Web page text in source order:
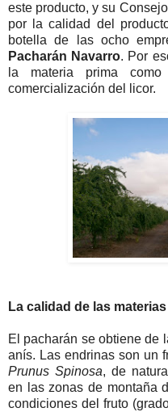
este producto, y su
por la calidad del
botella de las ocho
Pacharán Navarro. Por
la materia prima
comercialización del licor.
La calidad de las
El pacharán se obtiene de
anís. Las endrinas son un
Prunus Spinosa, de
en las zonas de montaña
condiciones del fruto